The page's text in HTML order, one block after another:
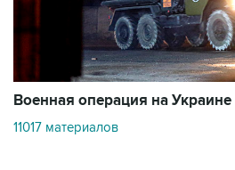
Военная операция на Украине
11017 материалов